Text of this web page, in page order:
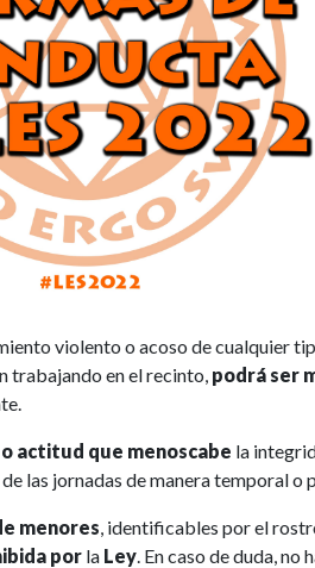
violento o acoso de cualquier
trabajando en el recinto, podrá ser
o actitud que menoscabe la
de las jornadas de manera temporal o
menores, identificables por el
por la Ley. En caso de duda, no